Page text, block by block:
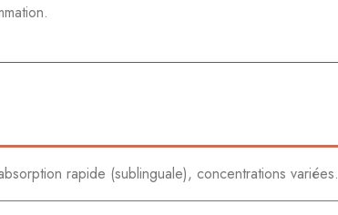
rapide (sublinguale), concentrations variées.